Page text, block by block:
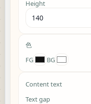
Height
色
FG
BG
Content text
Text gap